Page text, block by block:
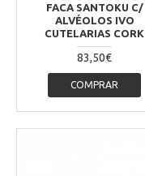
FACA SANTOKU C/
ALVÉOLOS IVO
CUTELARIAS CORK
83,50€
COMPRAR